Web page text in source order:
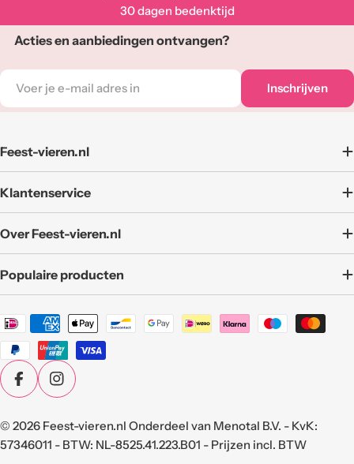
30 dagen bedenktijd
Acties en aanbiedingen ontvangen?
E-
mail
Inschrijven
Feest-vieren.nl
Klantenservice
Over Feest-vieren.nl
Populaire producten
Betaalmethoden
FacebookInstagram
© 2026 Feest-vieren.nl Onderdeel van Menotal B.V. - KvK:
57346011 - BTW: NL-8525.41.223.B01 - Prijzen incl. BTW